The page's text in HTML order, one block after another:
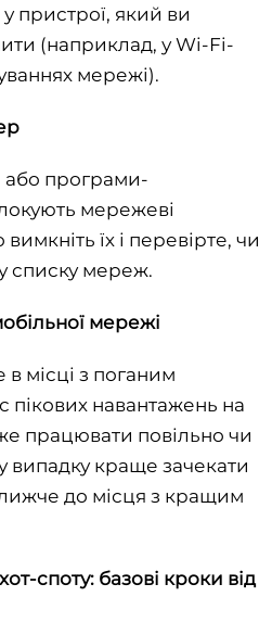
пристрої, який ви
(наприклад, у Wi-Fi-
мережі).
або програми-
мережеві
їх і перевірте, чи
у списку мереж.
мережі
місці з поганим
пікових навантажень на
працювати повільно чи
випадку краще зачекати
до місця з кращим
споту: базові кроки від